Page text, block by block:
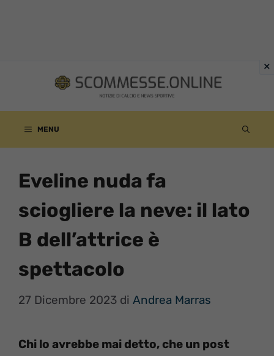
contenuto
MENU
Eveline nuda fa
sciogliere la neve: il lato
B dell’attrice è
spettacolo
27 Dicembre 2023 di Andrea Marras
Chi lo avrebbe mai detto, che un post